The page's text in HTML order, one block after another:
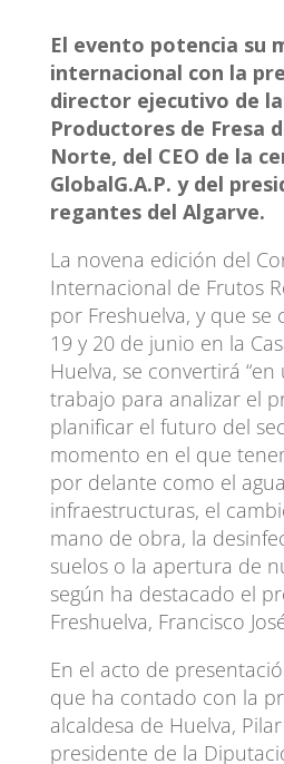
El evento potencia su
internacional con la
director ejecutivo de
Productores de Fresa
Norte, del CEO de la
GlobalG.A.P. y del
regantes del Algarve.
La novena edición del
Internacional de Frutos
por Freshuelva, y que se
19 y 20 de junio en la
Huelva, se convertirá
trabajo para analizar el
planificar el futuro del
momento en el que
por delante como el
infraestructuras, el
mano de obra, la
suelos o la apertura de
según ha destacado el
Freshuelva, Francisco
En el acto de
que ha contado con la
alcaldesa de Huelva,
presidente de la